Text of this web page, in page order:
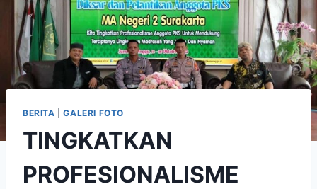
BERITA |GALERI FOTO
TINGKATKAN
PROFESIONALISME